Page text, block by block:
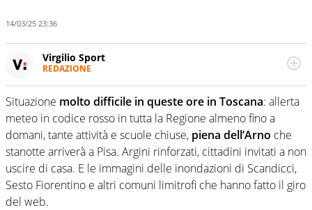
14/03/25 23:36
Virgilio Sport
REDAZIONE
appassionato su tutto il mondo dello sport. Calcio,
calciomercato, F1, Motomondiale ma anche tennis,
volley, basket: su Virgilio Sport i tifosi e gli appassionati
sanno che troveranno sempre copertura completa e
zero faziosità. La squadra di Virgilio Sport è formata da
giornalisti ed esperti di sport abili sia nel gioco di
rimessa quando intercettano le notizie e le rilanciano
verso la rete, sia nella costruzione dal basso quando
creano contenuti 100% originali ed esclusivi.
Situazione molto difficile in queste ore in Toscana: allerta
meteo in codice rosso in tutta la Regione almeno fino a
domani, tante attività e scuole chiuse, piena dell’Arno che
stanotte arriverà a Pisa. Argini rinforzati, cittadini invitati a non
uscire di casa. E le immagini delle inondazioni di Scandicci,
Sesto Fiorentino e altri comuni limitrofi che hanno fatto il giro
del web.